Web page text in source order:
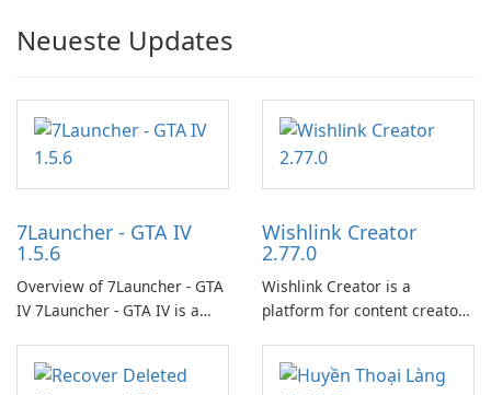
Neueste Updates
7Launcher - GTA IV
1.5.6
Overview of 7Launcher - GTA
IV 7Launcher - GTA IV is a
application designed to
optimize the gaming
Wishlink Creator
2.77.0
Wishlink Creator is a
platform for content creators
work through built-in brand
partnerships and integrated